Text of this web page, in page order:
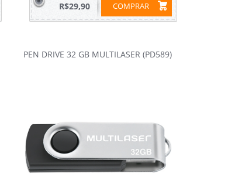
COMPRAR
R$29,90
PEN DRIVE 32 GB MULTILASER (PD589)